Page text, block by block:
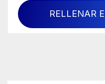
RELLENAR